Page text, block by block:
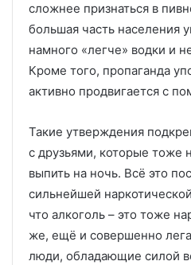
сложнее признаться в
большая часть населения
намного «легче» водки и
Кроме того, пропаганда
активно продвигается с
Такие утверждения
с друзьями, которые тоже
выпить на ночь. Всё это
сильнейшей
что алкоголь – это тоже
же, ещё и совершенно
люди, обладающие силой